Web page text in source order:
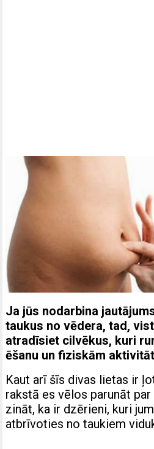
Ja jūs nodarbina
taukus no vēdera, tad,
atradīsiet cilvēkus, kuri
ēšanu un fiziskām
Kaut arī šīs divas lietas ir
rakstā es vēlos parunāt
zināt, ka ir dzērieni, kuri
atbrīvoties no taukiem